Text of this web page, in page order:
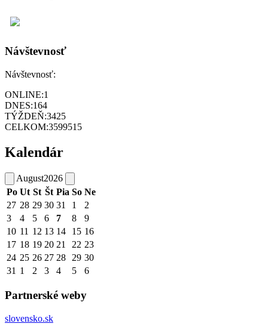
Návštevnosť
Návštevnosť:
ONLINE:1
DNES:164
TÝŽDEŇ:3425
CELKOM:3599515
Kalendár
August2026
Po Ut St Št Pia So Ne
27 28 29 30 31 1
2
3
4 5 6 7 8
9
10 11 12 13 14 15 16
17 18 19 20 21 22 23
24 25 26 27 28 29 30
31 1 2 3 4 5 6
Partnerské weby
slovensko.sk